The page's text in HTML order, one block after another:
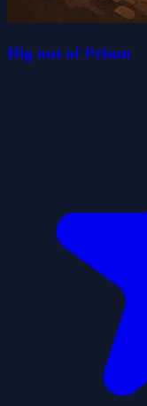
Dig out of Prison